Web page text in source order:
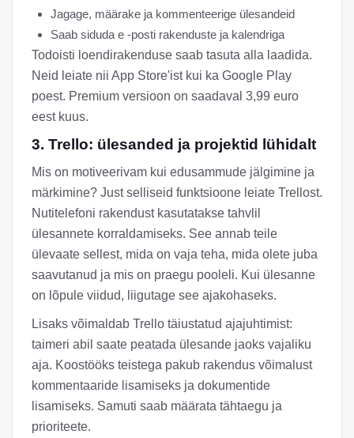
Jagage, määrake ja kommenteerige ülesandeid
Saab siduda e -posti rakenduste ja kalendriga
Todoisti loendirakenduse saab tasuta alla laadida.
Neid leiate nii App Store'ist kui ka Google Play
poest. Premium versioon on saadaval 3,99 euro
eest kuus.
3. Trello: ülesanded ja projektid lühidalt
Mis on motiveerivam kui edusammude jälgimine ja
märkimine? Just selliseid funktsioone leiate Trellost.
Nutitelefoni rakendust kasutatakse tahvlil
ülesannete korraldamiseks. See annab teile
ülevaate sellest, mida on vaja teha, mida olete juba
saavutanud ja mis on praegu pooleli. Kui ülesanne
on lõpule viidud, liigutage see ajakohaseks.
Lisaks võimaldab Trello täiustatud ajajuhtimist:
taimeri abil saate peatada ülesande jaoks vajaliku
aja. Koostööks teistega pakub rakendus võimalust
kommentaaride lisamiseks ja dokumentide
lisamiseks. Samuti saab määrata tähtaegu ja
prioriteete.